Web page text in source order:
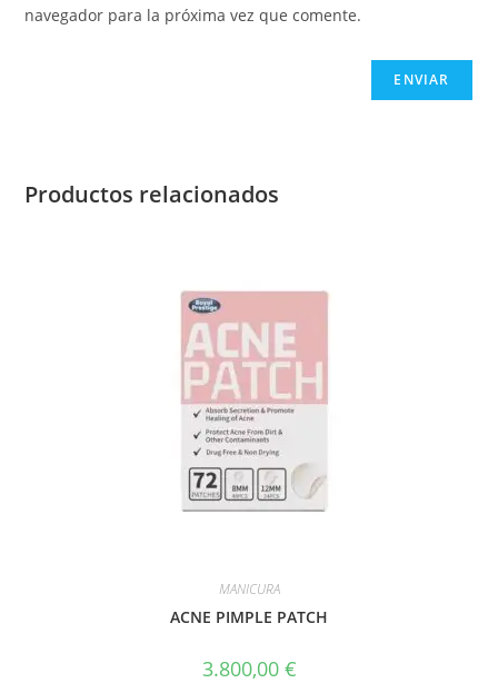
navegador para la próxima vez que comente.
Productos relacionados
MANICURA
ACNE PIMPLE PATCH
3.800,00 €